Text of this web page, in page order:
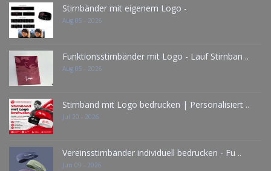
Stirnbänder mit eigenem Logo -
Aug 05 - 2026
Funktionsstirnbänder mit Logo - Lauf Stirnban ..
Aug 05 - 2026
Stirnband mit Logo bedrucken | Personalisiert ..
Jul 20 - 2026
Vereinsstirnbänder individuell bedrucken - Fu ..
Jun 09 - 2026